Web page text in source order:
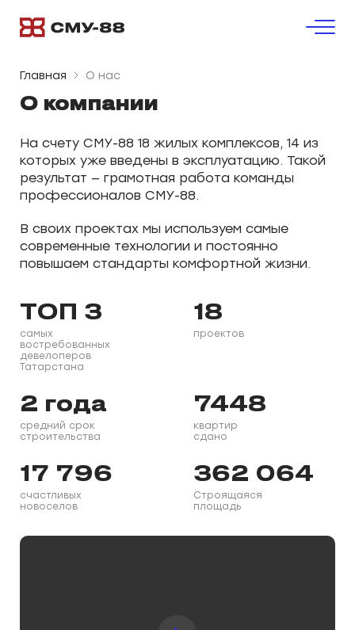
Главная О нас
О компании
На счету СМУ-88 18 жилых комплексов, 14 из
которых уже введены в эксплуатацию. Такой
результат — грамотная работа команды
профессионалов СМУ-88.
В своих проектах мы используем самые
современные технологии и постоянно
повышаем стандарты комфортной жизни.
ТОП 3
самых
востребованных
девелоперов
Татарстана
18
проектов
2 года
средний срок
строительства
7448
квартир
сдано
17 796
счастливых
новоселов
362 064
Строящаяся
площадь